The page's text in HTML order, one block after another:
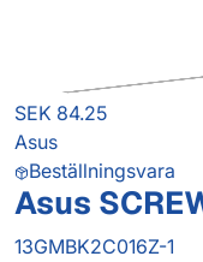
SEK 84.25
Asus
Beställningsvara
Asus
13GMBK2C016Z-1